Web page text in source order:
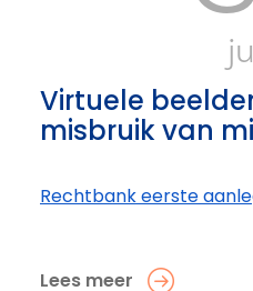
Virtuele
misbruik van
Rechtbank eerste
Lees meer